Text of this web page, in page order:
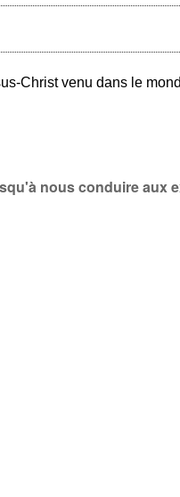
Christ venu dans le
nous conduire aux